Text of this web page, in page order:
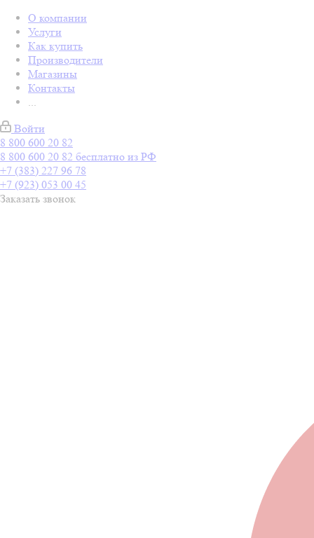
О компании
Услуги
Как купить
Производители
Магазины
Контакты
...
Войти
8 800 600 20 82
8 800 600 20 82 бесплатно из РФ
+7 (383) 227 96 78
+7 (923) 053 00 45
Заказать звонок